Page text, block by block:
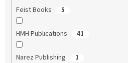
Feist Books 5
HMH Publications 41
Narez Publishing 1